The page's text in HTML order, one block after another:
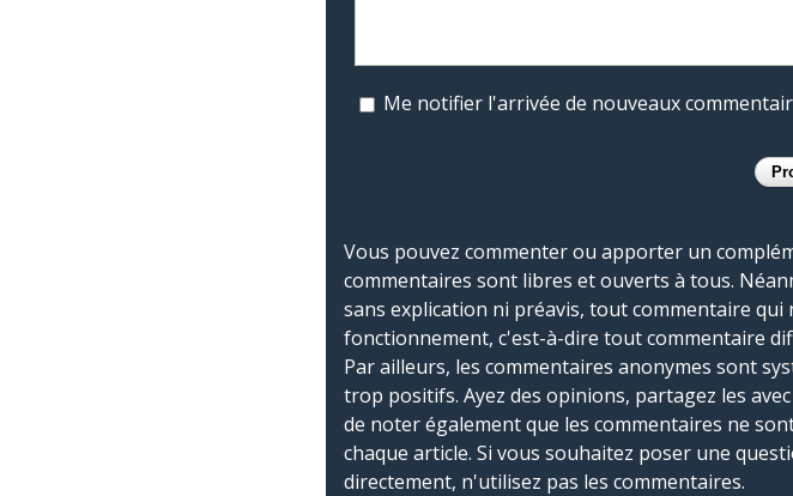
Me notifier l'arrivée de nouveaux
Vous pouvez commenter ou apporter un
commentaires sont libres et ouverts à tous.
sans explication ni préavis, tout commentaire
fonctionnement, c'est-à-dire tout commentaire
Par ailleurs, les commentaires anonymes sont
trop positifs. Ayez des opinions, partagez les
de noter également que les commentaires ne
chaque article. Si vous souhaitez poser une
directement, n'utilisez pas les commentaires.